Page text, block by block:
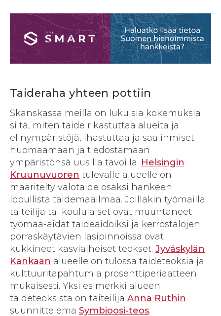
Taideraha yhteen pottiin
Skanskassa meillä on lukuisia kokemuksia
siitä, miten taide rikastuttaa alueita ja
elinympäristöjä, ihastuttaa ja saa ihmiset
huomaamaan ja tiedostamaan
ympäristönsä uusilla tavoilla. Helsingin
Kruunuvuoren tulevalle alueelle on
määritelty valotaide osaksi hankeen
lopullista taidemaailmaa. Joillakin työmailla
taiteilija tai koululaiset ovat muuntaneet
työmaa-aidat taideaidoiksi ja kerrostalojen
porraskäytävien lasipinnoissa ovat
kukkineet kasviaiheiset teokset. Jyväskylän
Kankaan alueelle on tulossa taideteoksia ja
kulttuuritapahtumia prosenttiperiaatteen
mukaisesti. Yksi esimerkki alueen
taideteoksista on taiteilija Anna Ruthin
suunnittelema Symbioosi-teos.